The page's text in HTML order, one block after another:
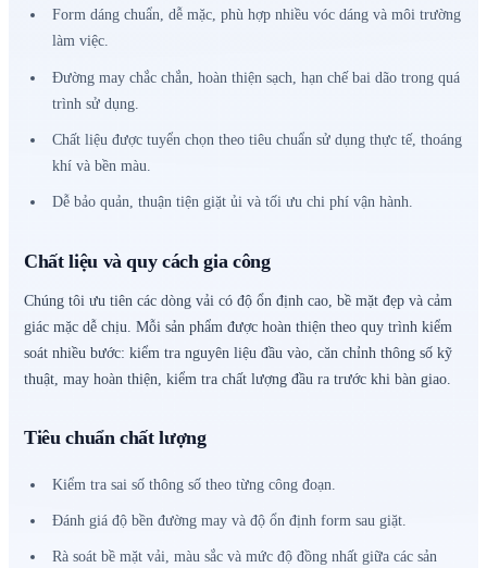
Form dáng chuẩn, dễ mặc, phù hợp nhiều vóc dáng và môi trường
làm việc.
Đường may chắc chắn, hoàn thiện sạch, hạn chế bai dão trong quá
trình sử dụng.
Chất liệu được tuyển chọn theo tiêu chuẩn sử dụng thực tế, thoáng
khí và bền màu.
Dễ bảo quản, thuận tiện giặt ủi và tối ưu chi phí vận hành.
Chất liệu và quy cách gia công
Chúng tôi ưu tiên các dòng vải có độ ổn định cao, bề mặt đẹp và cảm
giác mặc dễ chịu. Mỗi sản phẩm được hoàn thiện theo quy trình kiểm
soát nhiều bước: kiểm tra nguyên liệu đầu vào, căn chỉnh thông số kỹ
thuật, may hoàn thiện, kiểm tra chất lượng đầu ra trước khi bàn giao.
Tiêu chuẩn chất lượng
Kiểm tra sai số thông số theo từng công đoạn.
Đánh giá độ bền đường may và độ ổn định form sau giặt.
Rà soát bề mặt vải, màu sắc và mức độ đồng nhất giữa các sản